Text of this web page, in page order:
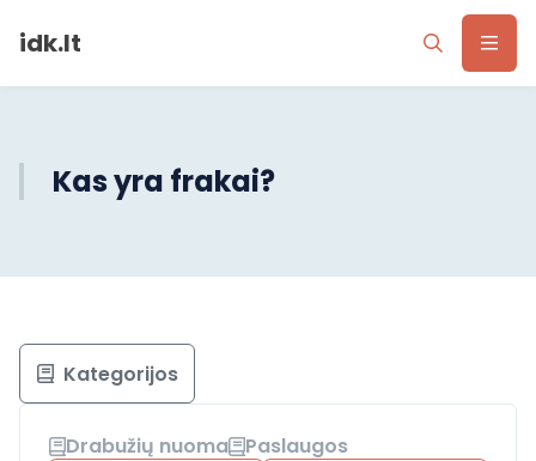
idk.lt
Kas yra frakai?
Drabužių nuoma
Paslaugos
Kategorijos